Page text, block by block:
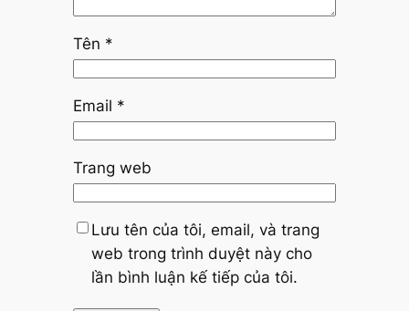
Tên *
Email *
Trang web
Lưu tên của tôi, email, và trang
web trong trình duyệt này cho
lần bình luận kế tiếp của tôi.